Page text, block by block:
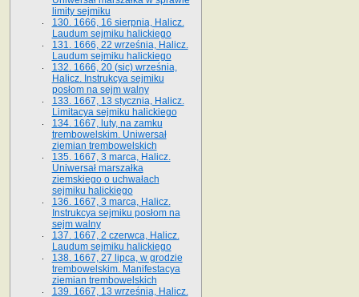
limity sejmiku
130. 1666, 16 sierpnia, Halicz.
Laudum sejmiku halickiego
131. 1666, 22 września, Halicz.
Laudum sejmiku halickiego
132. 1666, 20 (sic) września,
Halicz. Instrukcya sejmiku
posłom na sejm walny
133. 1667, 13 stycznia, Halicz.
Limitacya sejmiku halickiego
134. 1667, luty, na zamku
trembowelskim. Uniwersał
ziemian trembowelskich
135. 1667, 3 marca, Halicz.
Uniwersał marszałka
ziemskiego o uchwałach
sejmiku halickiego
136. 1667, 3 marca, Halicz.
Instrukcya sejmiku posłom na
sejm walny
137. 1667, 2 czerwca, Halicz.
Laudum sejmiku halickiego
138. 1667, 27 lipca, w grodzie
trembowelskim. Manifestacya
ziemian trembowelskich
139. 1667, 13 września, Halicz.